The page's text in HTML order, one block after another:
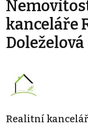
kanceláře
Doleželová
Realitní kancelář